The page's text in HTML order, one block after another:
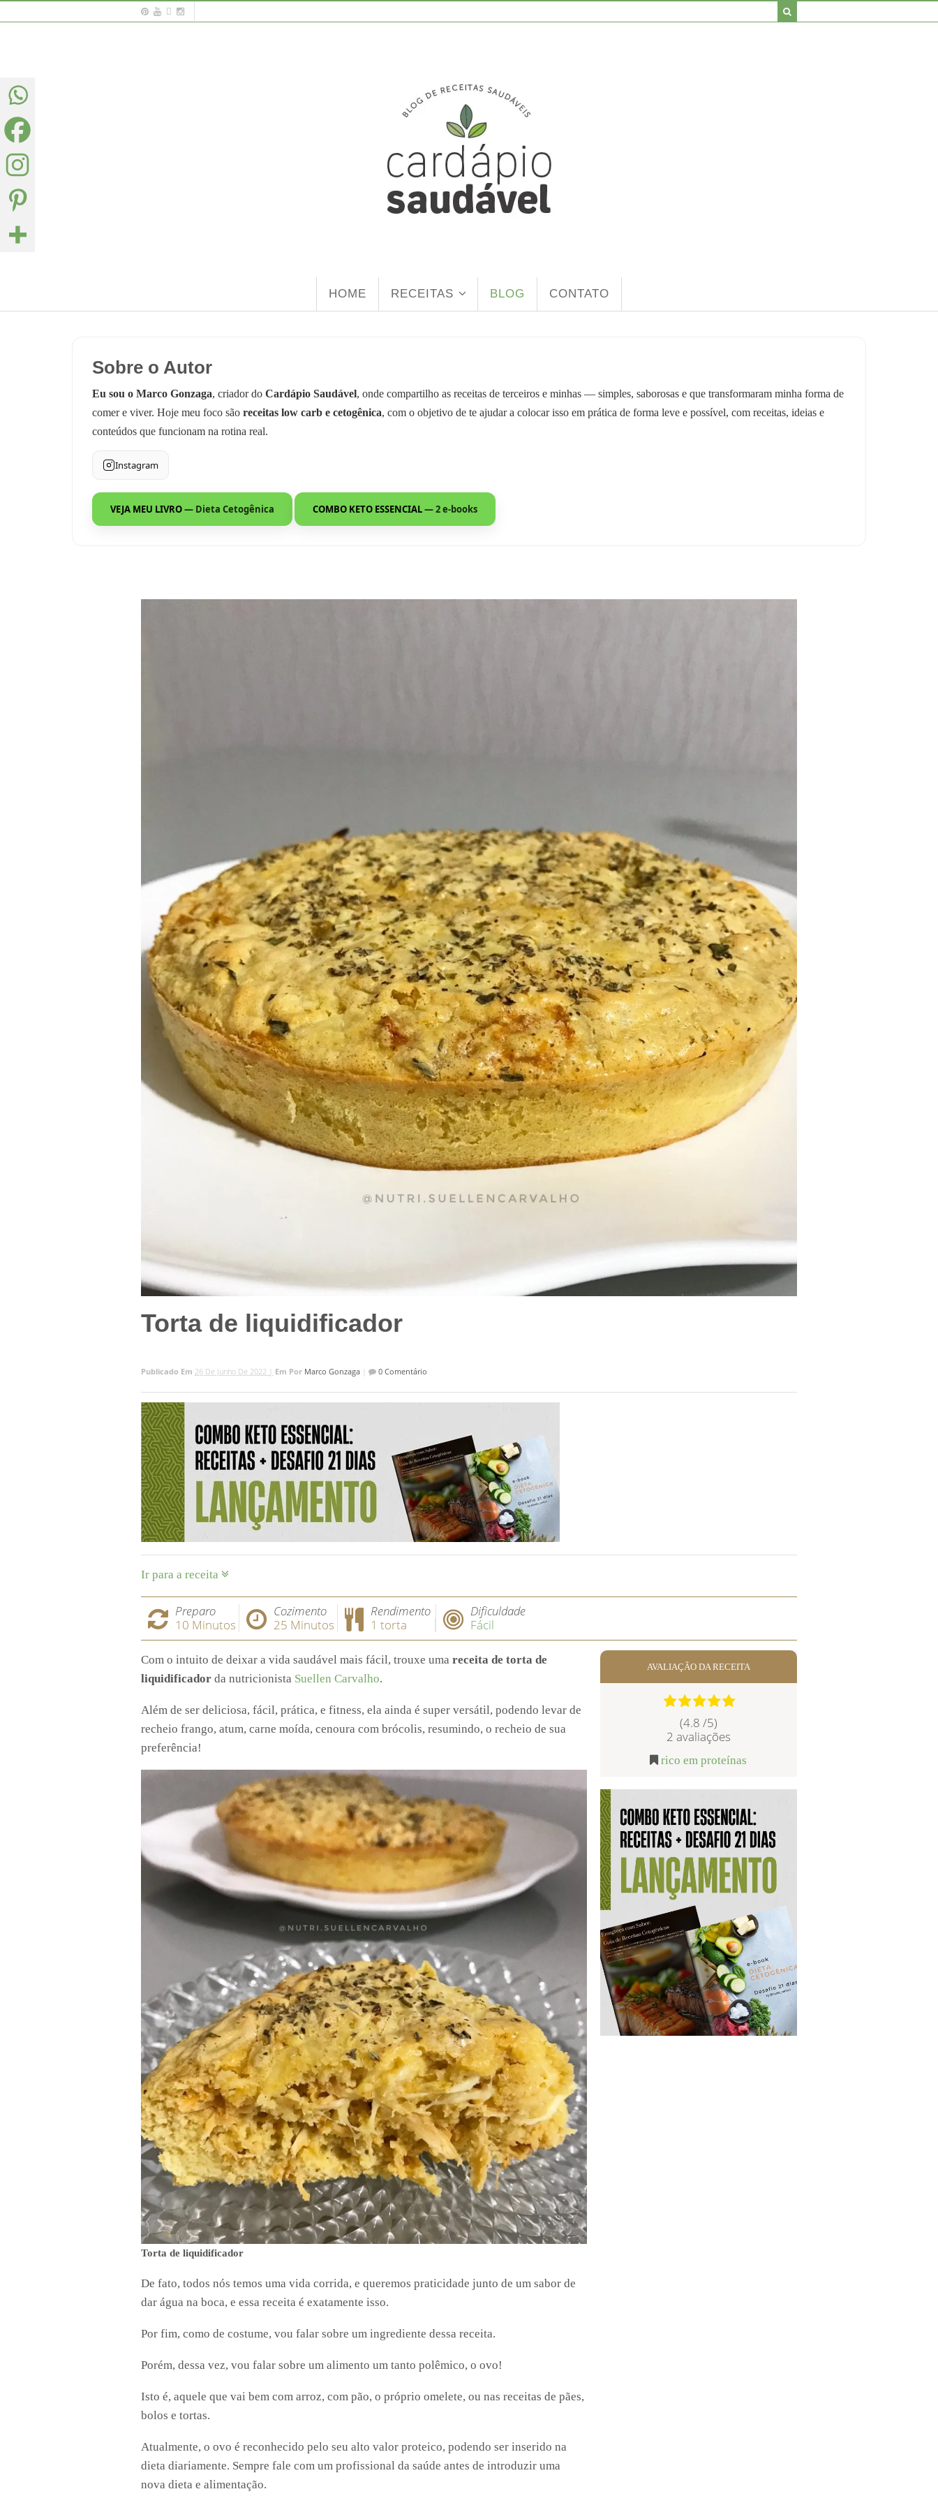
HOME RECEITAS BLOG CONTATO
Sobre o Autor
Eu sou o Marco Gonzaga, criador do Cardápio Saudável, onde compartilho as receitas de terceiros e minhas — simples, saborosas e que transformaram minha forma de
comer e viver. Hoje meu foco são receitas low carb e cetogênica, com o objetivo de te ajudar a colocar isso em prática de forma leve e possível, com receitas, ideias e
conteúdos que funcionam na rotina real.
Instagram
VEJA MEU LIVRO— Dieta Cetogênica COMBO KETO ESSENCIAL— 2 e-books
Torta de liquidificador
Publicado Em 26 De Junho De 2022 | Em Por Marco Gonzaga 0 Comentário
Ir para a receita
Preparo
10 Minutos
Cozimento
25 Minutos
Rendimento
1 torta
Dificuldade
Fácil
Com o intuito de deixar a vida saudável mais fácil, trouxe uma receita de torta de
liquidificador da nutricionista Suellen Carvalho.
Além de ser deliciosa, fácil, prática, e fitness, ela ainda é super versátil, podendo levar de
recheio frango, atum, carne moída, cenoura com brócolis, resumindo, o recheio de sua
preferência!
Torta de liquidificador
De fato, todos nós temos uma vida corrida, e queremos praticidade junto de um sabor de
dar água na boca, e essa receita é exatamente isso.
Por fim, como de costume, vou falar sobre um ingrediente dessa receita.
Porém, dessa vez, vou falar sobre um alimento um tanto polêmico, o ovo!
Isto é, aquele que vai bem com arroz, com pão, o próprio omelete, ou nas receitas de pães,
bolos e tortas.
Atualmente, o ovo é reconhecido pelo seu alto valor proteico, podendo ser inserido na
dieta diariamente. Sempre fale com um profissional da saúde antes de introduzir uma
nova dieta e alimentação.
AVALIAÇÃO DA RECEITA
(4.8 /5)
2 avaliações
rico em proteínas